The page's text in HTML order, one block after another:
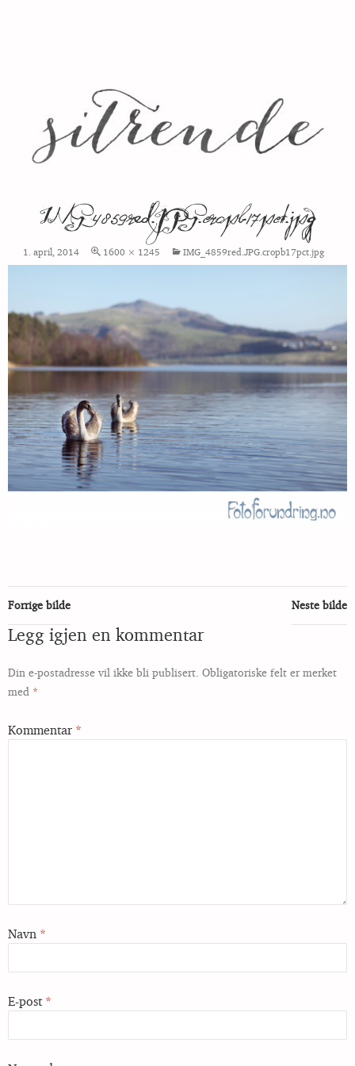
IMG_4859red.JPG.cropb17pct.jpg
1. april, 2014 1600 × 1245 IMG_4859red.JPG.cropb17pct.jpg
Forrige bilde Neste bilde
Legg igjen en kommentar
Din e-postadresse vil ikke bli publisert. Obligatoriske felt er merket
med *
Kommentar *
Navn *
E-post *